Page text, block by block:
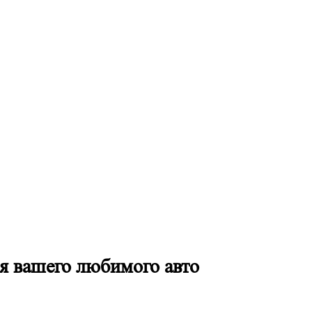
вашего любимого авто